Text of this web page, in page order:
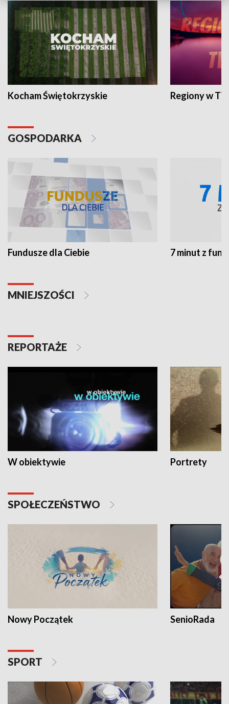
Kocham Świętokrzyskie Regiony w
GOSPODARKA
Fundusze dla Ciebie 7 minut z
MNIEJSZOŚCI
REPORTAŻE
W obiektywie Portrety
SPOŁECZEŃSTWO
Nowy Początek SenioRada
SPORT